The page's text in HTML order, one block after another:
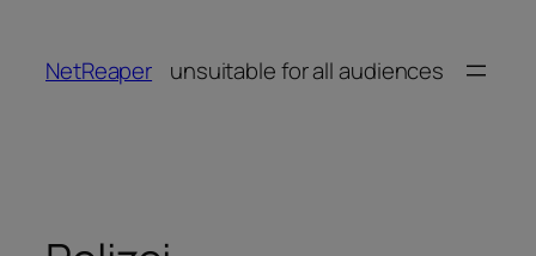
springen
NetReaper unsuitable for all audiences